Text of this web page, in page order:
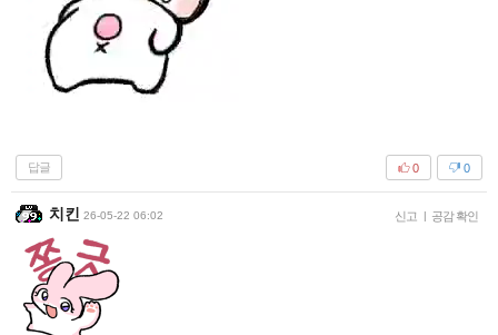
답글 0
0
치킨 26-05-22 06:02 신고 | 공감 확인